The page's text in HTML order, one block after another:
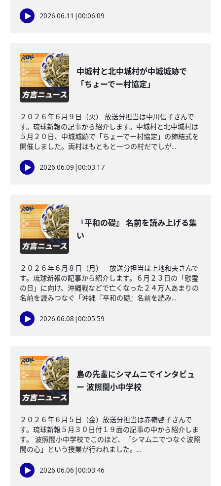
2026.06.11 |00:06:09
中城村と北中城村が中城城跡で
「ちょーでー村協定」
２０２６年６月９日（火） 放送分担当は中川信子さんで
す。琉球新報の記事から紹介します。中城村と北中城村は
５月２０日、中城城跡で「ちょーでー村協定」の締結式を
開催しました。両村はもともと一つの村だでしが...
2026.06.09 |00:03:17
『平和の礎』 名前を読み上げる集
い
２０２６年６月８日（月） 放送分担当は上地和夫さんで
す。琉球新報の記事から紹介します。６月２３日の「慰霊
の日」に向け、沖縄戦などで亡くなった２４万人あまりの
名前を読みつなぐ「沖縄『平和の礎』名前を読み...
2026.06.08 |00:05:59
島の先輩にシマムニでインタビュ
ー 波照間小中学校
２０２６年６月５日（金）放送分担当は赤嶺啓子さんで
す。琉球新報５月３０日付１９面の記事の中から紹介しま
す。 波照間小中学校でこのほど、「シマムニでつなぐ波照
間の心」という授業が行われました。...
2026.06.06 |00:03:46